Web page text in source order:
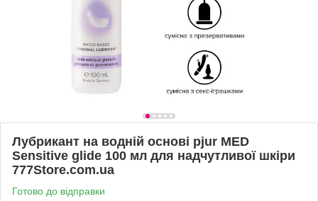
Лубрикант на водній основі pjur MED
Sensitive glide 100 мл для надчутливої шкіри
777Store.com.ua
Готово до відправки